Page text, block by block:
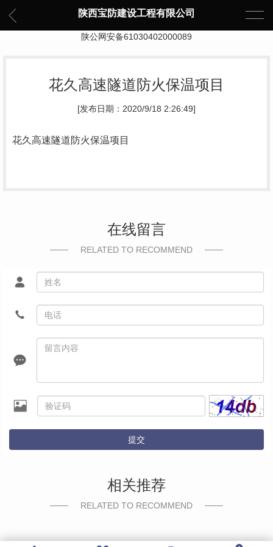
陕西宝防建设工程有限公司
陕公网安备61030402000089
花久高速隧道防火保温项目
[发布日期：2020/9/18 2:26:49]
花久高速隧道防火保温项目
在线留言
RELATED TO RECOMMEND
提交
相关推荐
RELATED TO RECOMMEND